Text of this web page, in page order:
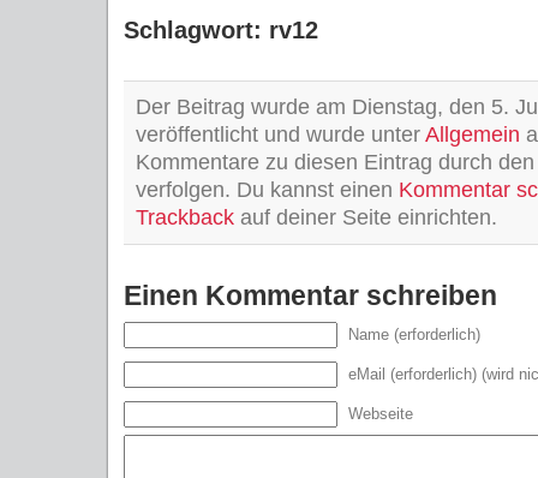
Schlagwort: rv12
Der Beitrag wurde am Dienstag, den 5.
veröffentlicht und wurde unter Allgemein
Kommentare zu diesen Eintrag durch
verfolgen. Du kannst einen Kommentar
Trackback auf deiner Seite einrichten.
Einen Kommentar schreiben
Name (erforderlich)
eMail (erforderlich) (wird
Webseite